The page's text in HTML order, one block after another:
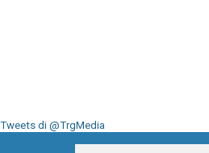
Tweets di @TrgMedia